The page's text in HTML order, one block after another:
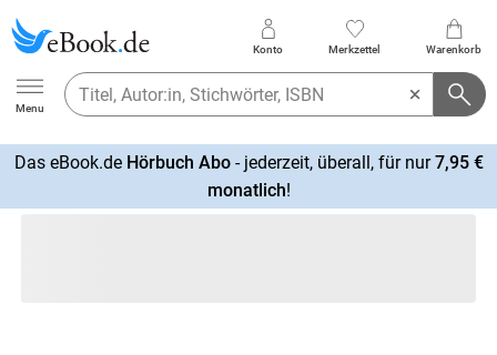
Ebook.de
Menu
Konto Merkzettel Warenkorb
Das eBook.de Hörbuch Abo- jederzeit, überall, für nur7,95 €
monatlich!